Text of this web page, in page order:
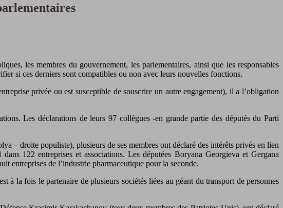
les membres du gouvernement, les parlementaires, ainsi que les responsables
si ces derniers sont compatibles ou non avec leurs nouvelles fonctions.
privée ou est susceptible de souscrire un autre engagement), il a l’obligation
Les déclarations de leurs 97 collègues -en grande partie des députés du Parti
– droite populiste), plusieurs de ses membres ont déclaré des intérêts privés en lien
122 entreprises et associations. Les députées Boryana Georgieva et Gergana
entreprises de l’industrie pharmaceutique pour la seconde.
la fois le partenaire de plusieurs sociétés liées au géant du transport de personnes